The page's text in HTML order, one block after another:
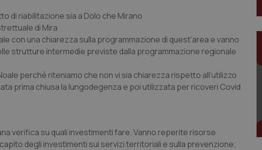
di riabilitazione sia a Dolo che Mirano
di Mira
con una chiarezza sulla programmazione di quest’area e vanno
strutture intermedie previste dalla programmazione regionale
perché riteniamo che non vi sia chiarezza rispetto all’utilizzo
prima chiusa la lungodegenza e poi utilizzata per ricoveri Covid
verifica su quali investimenti fare. Vanno reperite risorse
degli investimenti sui servizi territoriali e sulla prevenzione;